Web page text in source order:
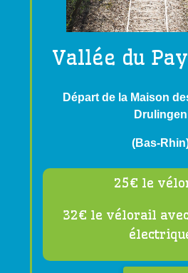
Vallée du
Départ de la Maison
Drulingen
(Bas-
25€ le
32€ le vélorail